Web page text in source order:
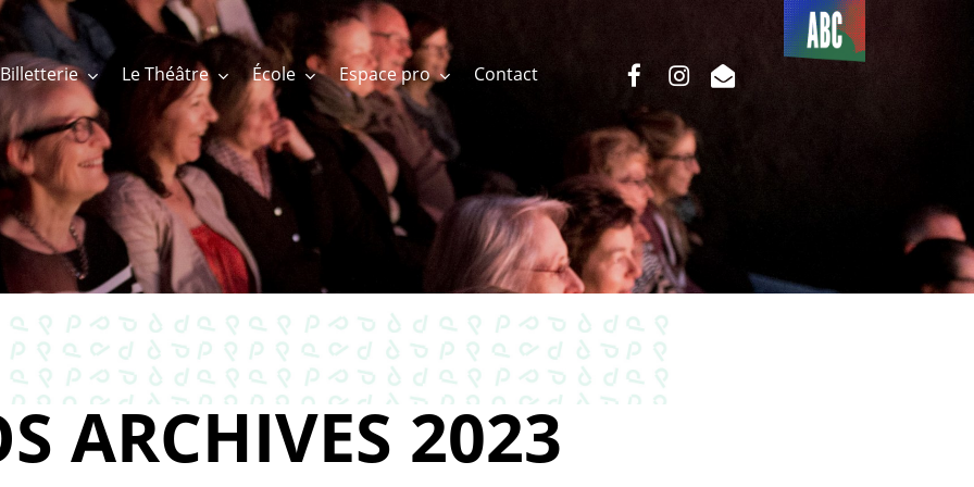
Billetterie Le Théâtre École Espace pro Contact
Du côté
de l’ABC
facebookinstagram
email
ARCHIVES 2023